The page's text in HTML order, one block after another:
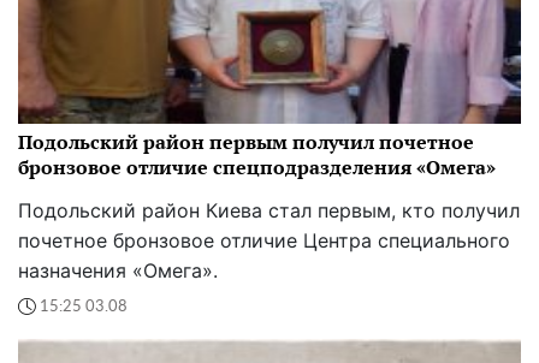
Подольский район первым получил почетное
бронзовое отличие спецподразделения «Омега»
Подольский район Киева стал первым, кто получил
почетное бронзовое отличие Центра специального
назначения «Омега».
15:25 03.08